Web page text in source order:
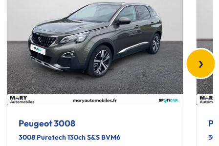
Peugeot 3008
3008 Puretech 130ch S&S BVM6
›